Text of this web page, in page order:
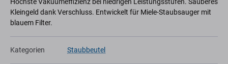
Kleingeld dank Verschluss. Entwickelt für Miele-Staubsauger mit
blauem Filter.
Kategorien Staubbeutel